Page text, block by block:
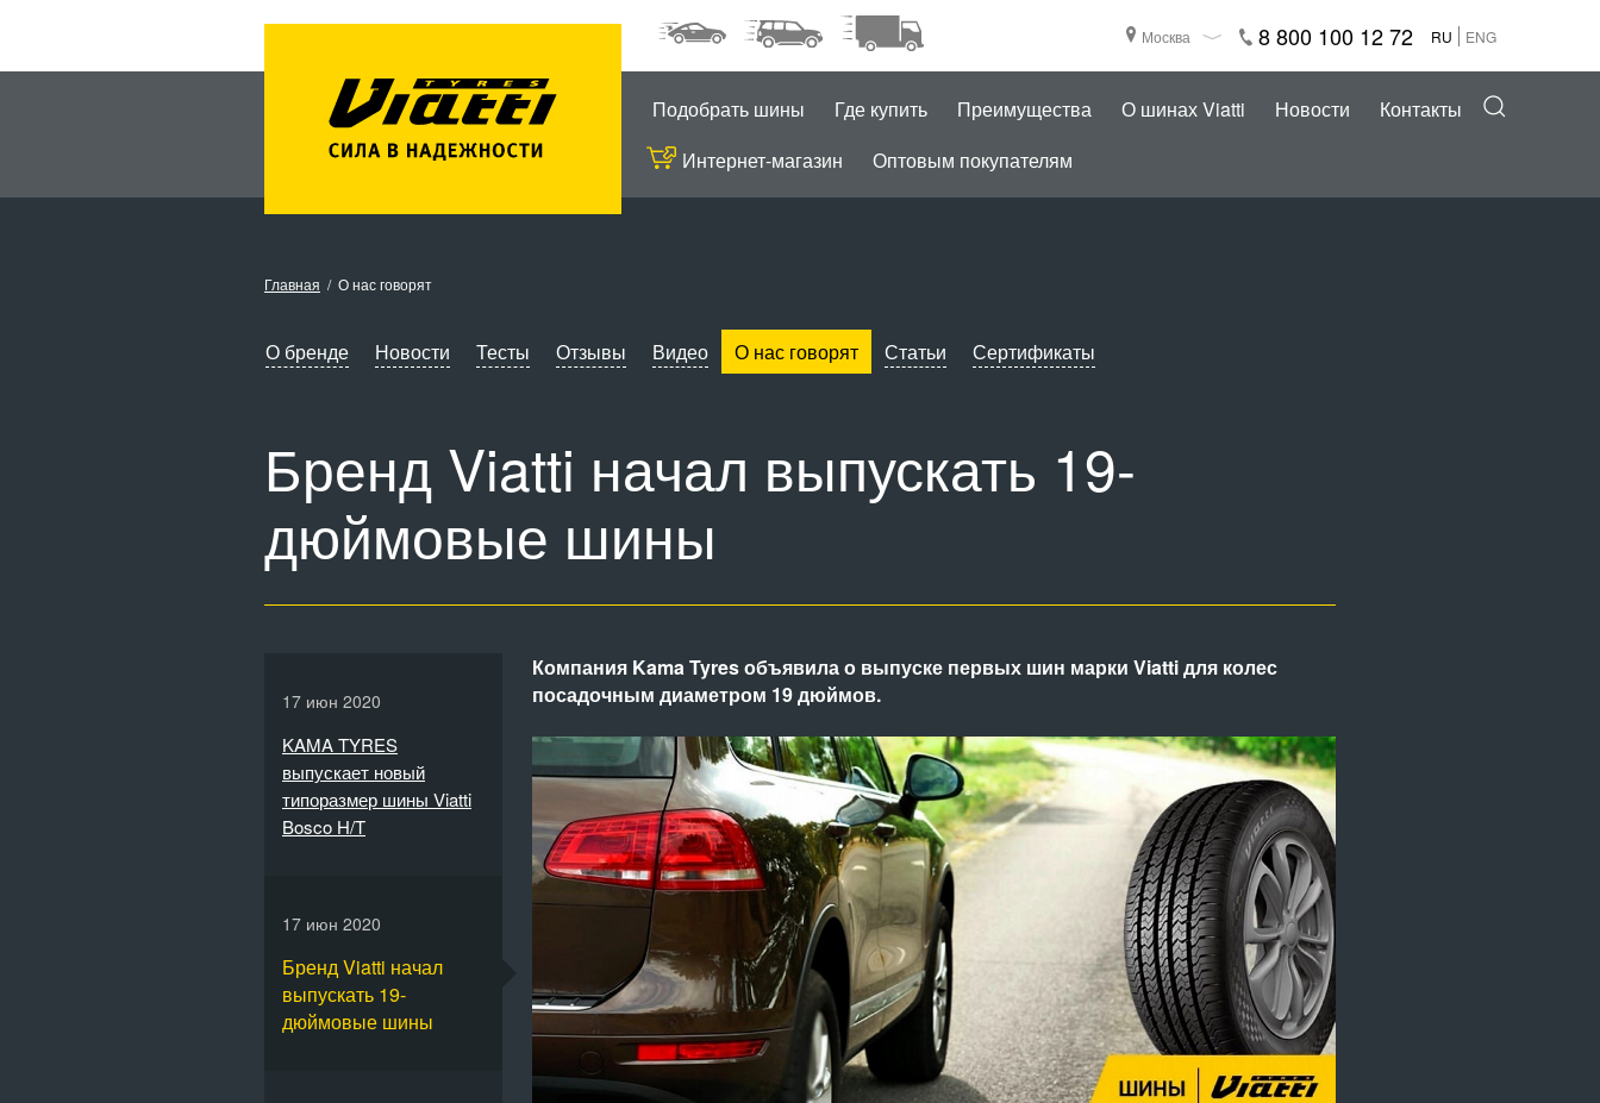
Москва 8 800 100 12 72 RU ENG
Подобрать шины Где купить Преимущества О шинах Viatti Новости
Контакты
Интернет-магазин
Оптовым покупателям
Главная О нас говорят
О бренде Новости Тесты Отзывы Видео О нас говорят Статьи Сертификаты
Бренд Viatti начал выпускать 19-
дюймовые шины
17 июн 2020
KAMA TYRES
выпускает новый
типоразмер шины Viatti
Bosco H/T
17 июн 2020
Бренд Viatti начал
выпускать 19-
дюймовые шины
Компания Kama Tyres объявила о выпуске первых шин марки Viatti для колес
посадочным диаметром 19 дюймов.